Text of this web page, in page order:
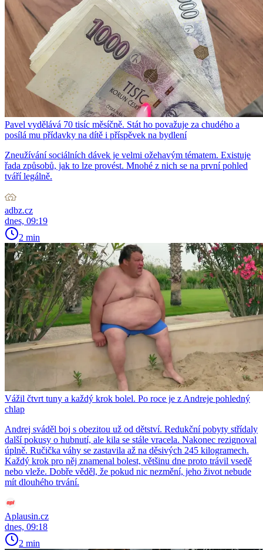
Pavel vydělává 70 tisíc měsíčně. Stát ho považuje za chudého a
posílá mu přídavky na dítě i příspěvek na bydlení
Zneužívání sociálních dávek je velmi ožehavým tématem. Existuje
řada způsobů, jak to lze provést. Mnohé z nich se na první pohled
tváří legálně.
adbz.cz
dnes, 09:19
2 min
Vážil čtvrt tuny a každý krok bolel. Po roce je z Andreje pohledný
chlap
Andrej sváděl boj s obezitou už od dětství. Redukční pobyty střídaly
další pokusy o hubnutí, ale kila se stále vracela. Nakonec rezignoval
úplně. Ručička váhy se zastavila až na děsivých 245 kilogramech.
Každý krok pro něj znamenal bolest, většinu dne proto trávil vsedě
nebo vleže. Dobře věděl, že pokud nic nezmění, jeho život nebude
mít dlouhého trvání.
Aplausin.cz
dnes, 09:18
2 min